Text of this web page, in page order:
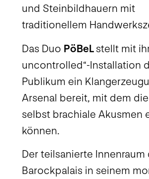
und Steinbildhauern mit
traditionellem
Das Duo PöBeLstellt mit
uncontrolled“-Installation
Publikum ein
Arsenal bereit, mit dem
selbst brachiale Akusmen
können.
Der teilsanierte Innenraum
Barockpalais in seinem